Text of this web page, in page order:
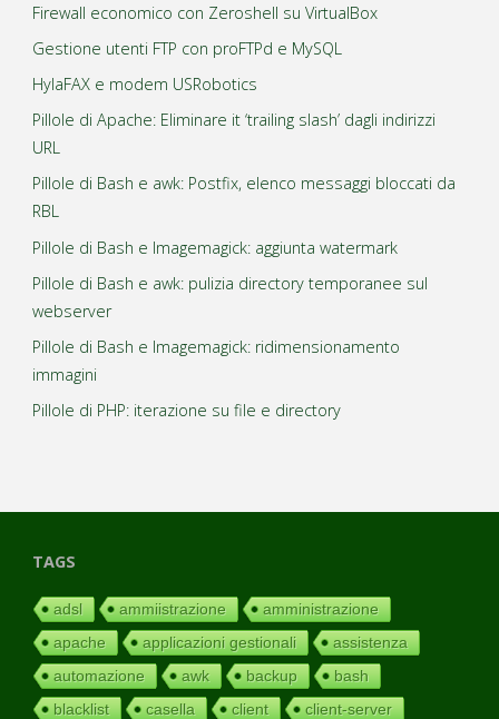
Firewall economico con Zeroshell su VirtualBox
Gestione utenti FTP con proFTPd e MySQL
HylaFAX e modem USRobotics
Pillole di Apache: Eliminare it ‘trailing slash’ dagli indirizzi
URL
Pillole di Bash e awk: Postfix, elenco messaggi bloccati da
RBL
Pillole di Bash e Imagemagick: aggiunta watermark
Pillole di Bash e awk: pulizia directory temporanee sul
webserver
Pillole di Bash e Imagemagick: ridimensionamento
immagini
Pillole di PHP: iterazione su file e directory
TAGS
adsl ammiistrazione
amministrazione
apache
applicazioni gestionali
assistenza
automazione
awk backup
bash
blacklist
casella client
client-server